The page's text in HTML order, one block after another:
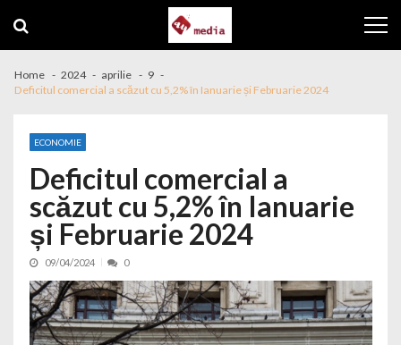
Home 2024 aprilie
9
Deficitul comercial a scăzut cu 5,2% în Ianuarie și Februarie 2024
ECONOMIE
Deficitul comercial a
scăzut cu 5,2% în Ianuarie
și Februarie 2024
09/04/2024 0